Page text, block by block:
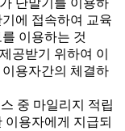
단말기를 이용하
에 접속하여 교육
이용하는 것
공받기 위하여 이
용자간의 체결하
중 마일리지 적립
용자에게 지급되